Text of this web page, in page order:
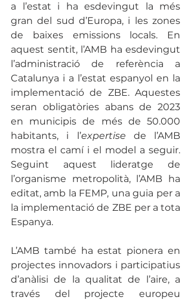
a l’estat i ha esdevingut la més
gran del sud d’Europa, i les zones
de baixes emissions locals. En
aquest sentit, l’AMB ha esdevingut
l’administració de referència a
Catalunya i a l’estat espanyol en la
implementació de ZBE. Aquestes
seran obligatòries abans de 2023
en municipis de més de 50.000
habitants, i l’expertise de l’AMB
mostra el camí i el model a seguir.
Seguint aquest lideratge de
l’organisme metropolità, l’AMB ha
editat, amb la FEMP, una guia per a
la implementació de ZBE per a tota
Espanya.
L’AMB també ha estat pionera en
projectes innovadors i participatius
d’anàlisi de la qualitat de l’aire, a
través del projecte europeu